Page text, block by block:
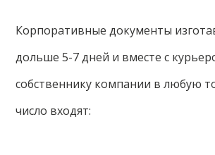
Корпоративные документы
дольше 5-7 дней и вместе с
собственнику компании в любую
число входят: